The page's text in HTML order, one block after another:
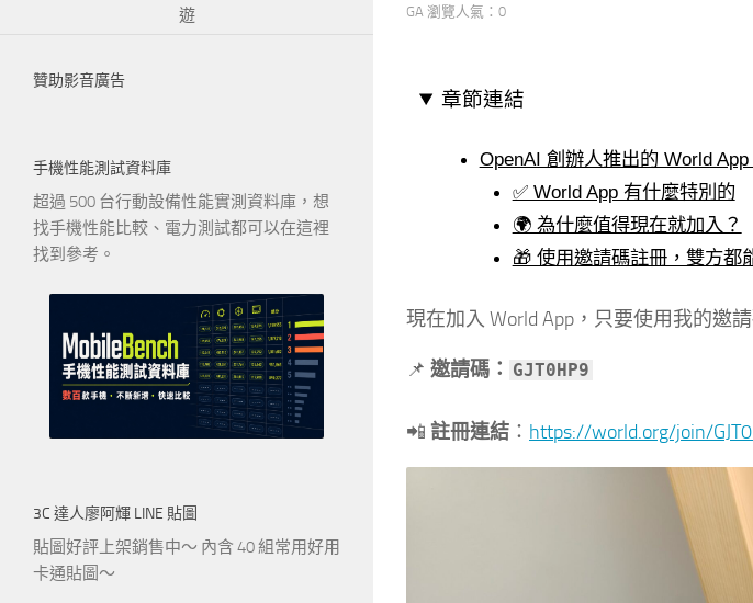
GA 瀏覽人氣：0
章節連結
OpenAI 創辦人推出的 World
✅ World App 有什麼特別的
🌍 為什麼值得現在就加入？
🎁 使用邀請碼註冊，雙方都
現在加入 World App，只要使用我的邀
📌 邀請碼： GJT0HP9
📲 註冊連結 ： https://world.org/join/
遊
贊助影音廣告
手機性能測試資料庫
超過 500 台行動設備性能實測資料庫，想
找手機性能比較、電力測試都可以在這裡
找到參考。
3C 達人廖阿輝 LINE 貼圖
貼圖好評上架銷售中～ 內含 40 組常用好用
卡通貼圖～